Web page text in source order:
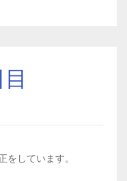
をしています。